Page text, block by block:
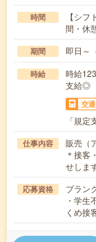
時間
【シ
間・休
期間 即日～
時給
時給
支給◎
交
「規定
仕事内容
販売（
＊接客
せしま
応募資格
ブラン
・学生
くめ接